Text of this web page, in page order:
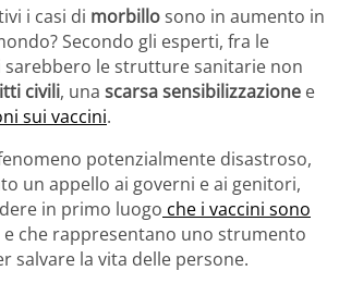
i casi di morbillosono in aumento in
Secondo gli esperti, fra le
sarebbero le strutture sanitarie non
civili, una scarsa sensibilizzazione e
sui vaccini.
potenzialmente disastroso,
un appello ai governi e ai genitori,
in primo luogo che i vaccini sono
e che rappresentano uno strumento
salvare la vita delle persone.